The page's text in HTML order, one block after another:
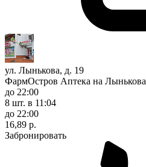
ул. Лынькова, д. 19
ФармОстров Аптека на Лынькова
до 22:00
8 шт. в 11:04
до 22:00
16,89 р.
Забронировать